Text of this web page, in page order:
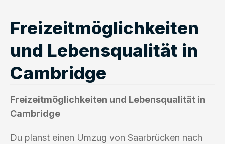
Freizeitmöglichkeiten
und Lebensqualität in
Cambridge
Freizeitmöglichkeiten und Lebensqualität in
Cambridge
Du planst einen Umzug von Saarbrücken nach